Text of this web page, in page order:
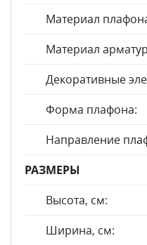
Материал
Материал
Декоративные
Форма плафона:
Направление
РАЗМЕРЫ
Высота, см:
Ширина, см: